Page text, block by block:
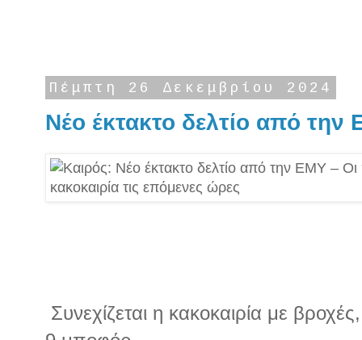
Πέμπτη 26 Δεκεμβρίου 2024
Νέο έκτακτο δελτίο από την
Συνεχίζεται η κακοκαιρία με